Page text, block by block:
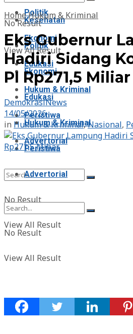
Politik
Ekonomi
Edukasi
Hukum & Kriminal
Peristiwa
Advertorial
No Result
View All Result
Kesehatan
Politik
Ekonomi
Edukasi
Hukum & Kriminal
Peristiwa
Advertorial
No Result
View All Result
No Result
View All Result
HomeHukum & Kriminal
Eks Gubernur
Hadiri Sidang
PI Rp271,5 Miliar
DemokrasiNews
14/05/2026
in Hukum & Kriminal,Nasional,